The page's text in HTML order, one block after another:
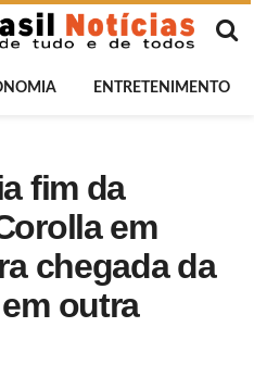
ENTRETENIMENTO
fim da
em
chegada da
outra